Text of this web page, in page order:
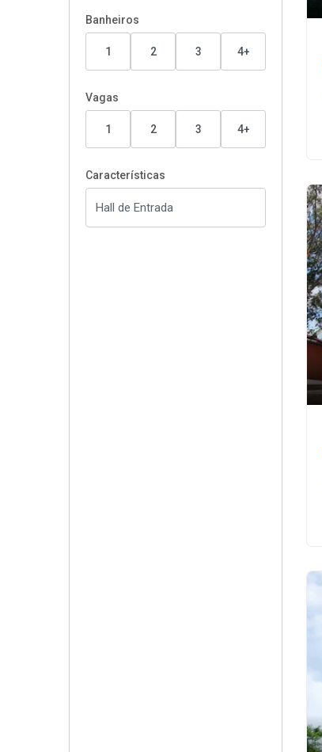
Banheiros
1 2 3 4+
Vagas
1 2 3 4+
Características